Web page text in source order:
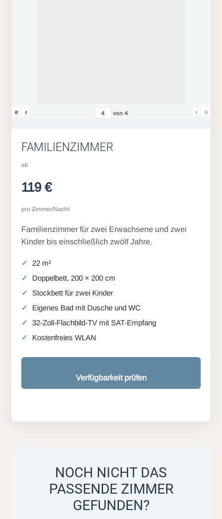
« ‹ von4 › »
FAMILIENZIMMER
ab
119 €
pro Zimmer/Nacht
Familienzimmer für zwei Erwachsene und zwei
Kinder bis einschließlich zwölf Jahre.
22 m²
Doppelbett, 200 × 200 cm
Stockbett für zwei Kinder
Eigenes Bad mit Dusche und WC
32-Zoll-Flachbild-TV mit SAT-Empfang
Kostenfreies WLAN
Verfügbarkeit prüfen
NOCH NICHT DAS
PASSENDE ZIMMER
GEFUNDEN?